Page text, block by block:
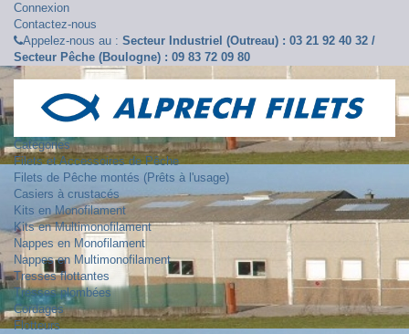
Connexion
Contactez-nous
Appelez-nous au : Secteur Industriel (Outreau) : 03 21 92 40 32 /
Secteur Pêche (Boulogne) : 09 83 72 09 80
Catégories
Filets et Accessoires de Pêche
Filets de Pêche montés (Prêts à l'usage)
Casiers à crustacés
Kits en Monofilament
Kits en Multimonofilament
Nappes en Monofilament
Nappes en Multimonofilament
Tresses flottantes
Tresses plombées
Cordages
Flotteurs